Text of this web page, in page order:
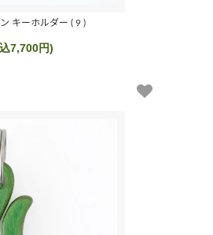
キーホルダー ( 9 )
7,700円)